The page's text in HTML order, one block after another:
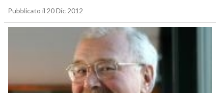
Pubblicato il 20 Dic 2012